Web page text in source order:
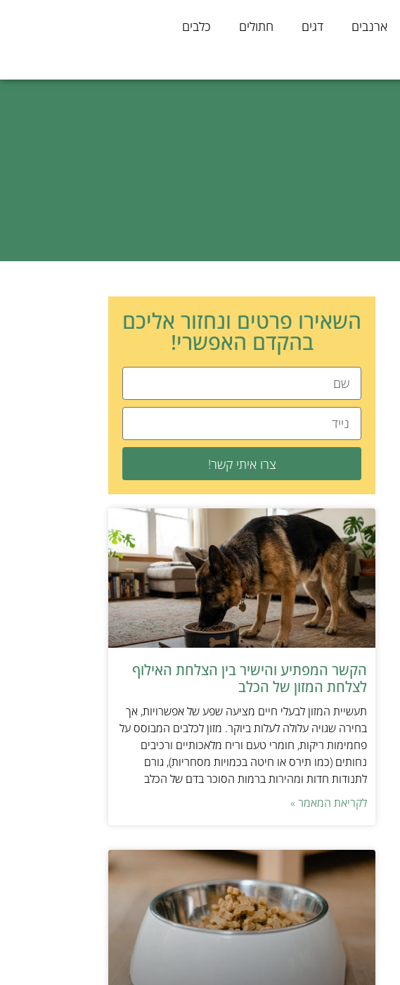
ארנבים דגים חתולים
כלבים
השאירו פרטים ונחזור אליכם
בהקדם האפשרי!
צרו איתי קשר!
הקשר המפתיע והישיר בין הצלחת האילוף
לצלחת המזון של הכלב
תעשיית המזון לבעלי חיים מציעה שפע של אפשרויות, אך
בחירה שגויה עלולה לעלות ביוקר. מזון לכלבים המבוסס על
פחמימות ריקות, חומרי טעם וריח מלאכותיים ורכיבים
נחותים (כמו תירס או חיטה בכמויות מסחריות), גורם
לתנודות חדות ומהירות ברמות הסוכר בדם של הכלב
לקריאת המאמר »